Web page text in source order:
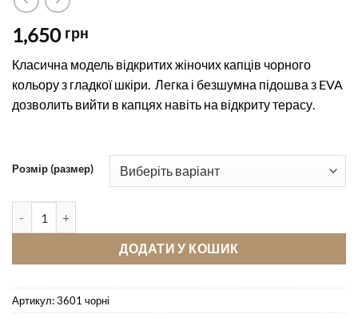
1,650 грн
Класична модель відкритих жіночих капців чорного
кольору з гладкої шкіри. Легка і безшумна підошва з EVA
дозволить вийти в капцях навіть на відкриту терасу.
Розмір (размер)
ДОДАТИ У КОШИК
Артикул:3601 чорні